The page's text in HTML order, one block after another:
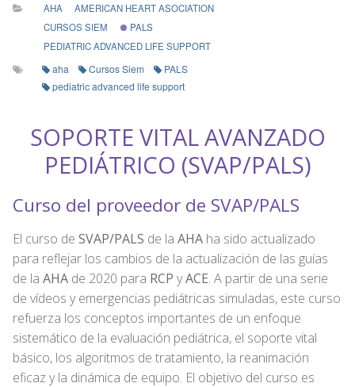
AHA
AMERICAN HEART ASOCIATION
CURSOS SIEM
PALS
PEDIATRIC ADVANCED LIFE SUPPORT
aha Cursos Siem
PALS
pediatric advanced life support
SOPORTE VITAL AVANZADO
PEDIÁTRICO (SVAP/PALS)
Curso del proveedor de SVAP/PALS
El curso de SVAP/PALS de la AHA ha sido actualizado
para reflejar los cambios de la actualización de las guías
de la AHA de 2020 para RCP yACE. A partir de una serie
de vídeos y emergencias pediátricas simuladas, este curso
refuerza los conceptos importantes de un enfoque
sistemático de la evaluación pediátrica, el soporte vital
básico, los algoritmos de tratamiento, la reanimación
eficaz y la dinámica de equipo. El objetivo del curso es